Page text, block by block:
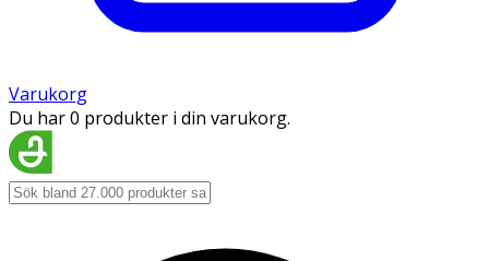
Varukorg
Du har 0 produkter i din varukorg.